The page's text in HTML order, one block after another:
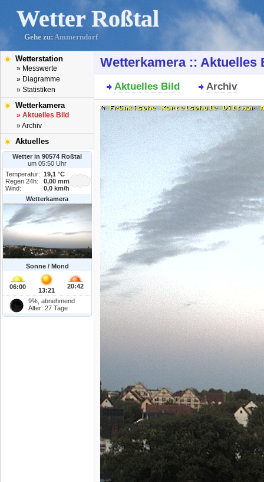
Wetter Roßtal
Gehe zu: Ammerndorf
Wetterstation
» Messwerte
» Diagramme
» Statistiken
Wetterkamera
» Aktuelles Bild
» Archiv
Aktuelles
Wetter in 90574 Roßtal
um 05:50 Uhr
Temperatur:
19,1 °C
Regen 24h:
0,00 mm
Wind:
0,0 km/h
Wetterkamera
Sonne / Mond
06:00 13:21
20:42
9%, abnehmend
Alter: 27 Tage
Wetterkamera :: Aktuelles
Aktuelles Bild Archiv